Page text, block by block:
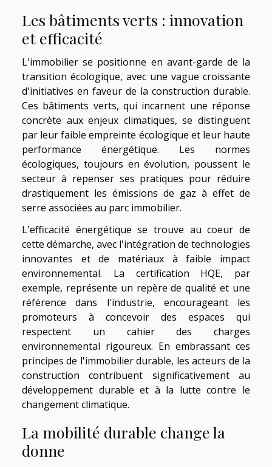
Les bâtiments verts : innovation
et efficacité
L'immobilier se positionne en avant-garde de la
transition écologique, avec une vague croissante
d'initiatives en faveur de la construction durable.
Ces bâtiments verts, qui incarnent une réponse
concrète aux enjeux climatiques, se distinguent
par leur faible empreinte écologique et leur haute
performance énergétique. Les normes
écologiques, toujours en évolution, poussent le
secteur à repenser ses pratiques pour réduire
drastiquement les émissions de gaz à effet de
serre associées au parc immobilier.
L'efficacité énergétique se trouve au coeur de
cette démarche, avec l'intégration de technologies
innovantes et de matériaux à faible impact
environnemental. La certification HQE, par
exemple, représente un repère de qualité et une
référence dans l'industrie, encourageant les
promoteurs à concevoir des espaces qui
respectent un cahier des charges
environnemental rigoureux. En embrassant ces
principes de l'immobilier durable, les acteurs de la
construction contribuent significativement au
développement durable et à la lutte contre le
changement climatique.
La mobilité durable change la
donne